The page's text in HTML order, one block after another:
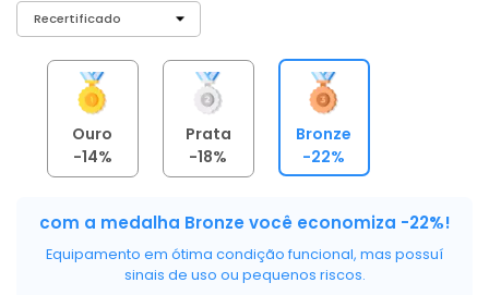
Ouro
-14%
Prata
-18%
Bronze
-22%
com a medalha Bronze você economiza -22%!
Equipamento em ótima condição funcional, mas possuí
sinais de uso ou pequenos riscos.